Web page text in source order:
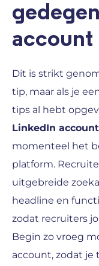
account
Dit is strikt
tip, maar als je
tips al hebt
LinkedIn account
momenteel het
platform.
uitgebreide
headline en
zodat recruiters
Begin zo vroeg
account, zodat je